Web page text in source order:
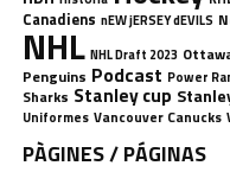
Canadiens nEW jERSEY dEVILS
NHL NHL Draft 2023
Penguins Podcast Power
Sharks Stanley cup
Uniformes Vancouver Canucks
PÀGINES / PÁGINAS